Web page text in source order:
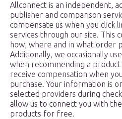
Allconnect is an independent,
publisher and comparison
compensate us when you click
services through our site. This
how, where and in what order
Additionally, we occasionally
when recommending a
receive compensation when
purchase. Your information is
selected providers during
allow us to connect you with
products for free.